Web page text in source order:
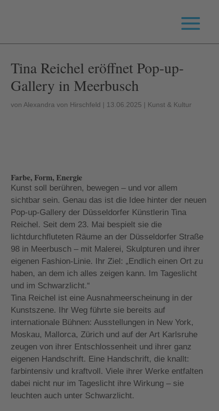
Tina Reichel eröffnet Pop-up-
Gallery in Meerbusch
von Alexandra von Hirschfeld | 13.06.2025 | Kunst & Kultur
Farbe, Form, Energie
Kunst soll berühren, bewegen – und vor allem
sichtbar sein. Genau das ist die Idee hinter der neuen
Pop-up-Gallery der Düsseldorfer Künstlerin Tina
Reichel. Seit dem 23. Mai bespielt sie die
lichtdurchfluteten Räume an der Düsseldorfer Straße
98 in Meerbusch – mit Malerei, Skulpturen und ihrer
eigenen Fashion-Linie. Ihr Ziel: „Endlich einen Ort zu
haben, an dem ich alles zeigen kann. Im Tageslicht
und im Schwarzlicht.“
Tina Reichel ist eine Ausnahmeerscheinung in der
Kunstszene. Ihr Weg führte sie bereits auf
internationale Bühnen: Ausstellungen in New York,
Moskau, Mallorca, Zürich und auf der Art Karlsruhe
zeugen von ihrer Entschlossenheit und ihrer ganz
eigenen Handschrift. Eine Handschrift, die knallt:
farbintensiv und kraftvoll. Viele ihrer Werke entfalten
dabei nicht nur im Tageslicht ihre Wirkung – sie
leuchten auch unter Schwarzlicht.